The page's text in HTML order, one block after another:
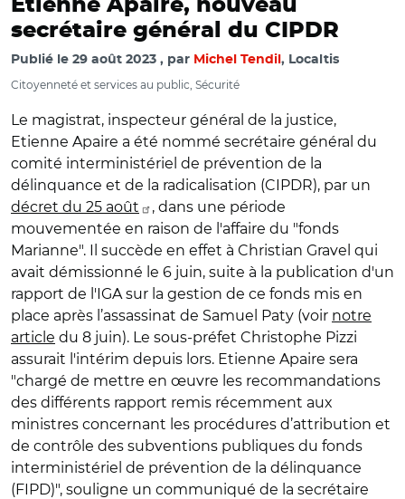
Etienne Apaire, nouveau
secrétaire général du CIPDR
Publié le 29 août 2023 par Michel Tendil , Localtis
Citoyenneté et services au public, Sécurité
Le magistrat, inspecteur général de la justice,
Etienne Apaire a été nommé secrétaire général du
comité interministériel de prévention de la
délinquance et de la radicalisation (CIPDR), par un
décret du 25 août
, dans une période
mouvementée en raison de l'affaire du "fonds
Marianne". Il succède en effet à Christian Gravel qui
avait démissionné le 6 juin, suite à la publication d'un
rapport de l'IGA sur la gestion de ce fonds mis en
place après l’assassinat de Samuel Paty (voir notre
article du 8 juin). Le sous-préfet Christophe Pizzi
assurait l'intérim depuis lors. Etienne Apaire sera
"chargé de mettre en œuvre les recommandations
des différents rapport remis récemment aux
ministres concernant les procédures d’attribution et
de contrôle des subventions publiques du fonds
interministériel de prévention de la délinquance
(FIPD)", souligne un communiqué de la secrétaire